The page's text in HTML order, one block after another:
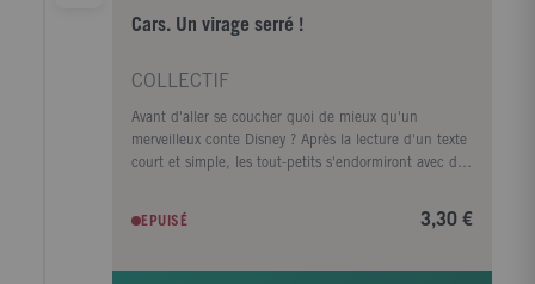
Cars. Un virage serré !
COLLECTIF
Avant d'aller se coucher quoi de mieux qu'un
merveilleux conte Disney ? Après la lecture d'un texte
court et simple, les tout-petits s'endormiront avec de
EPUISÉ 3,30 €